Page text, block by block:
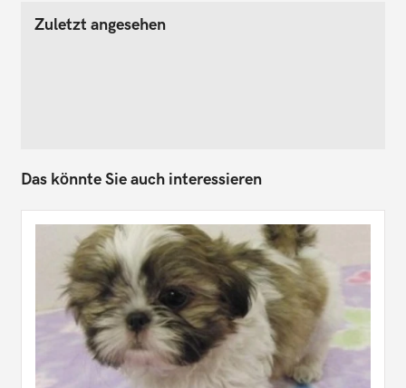
Zuletzt angesehen
Das könnte Sie auch interessieren